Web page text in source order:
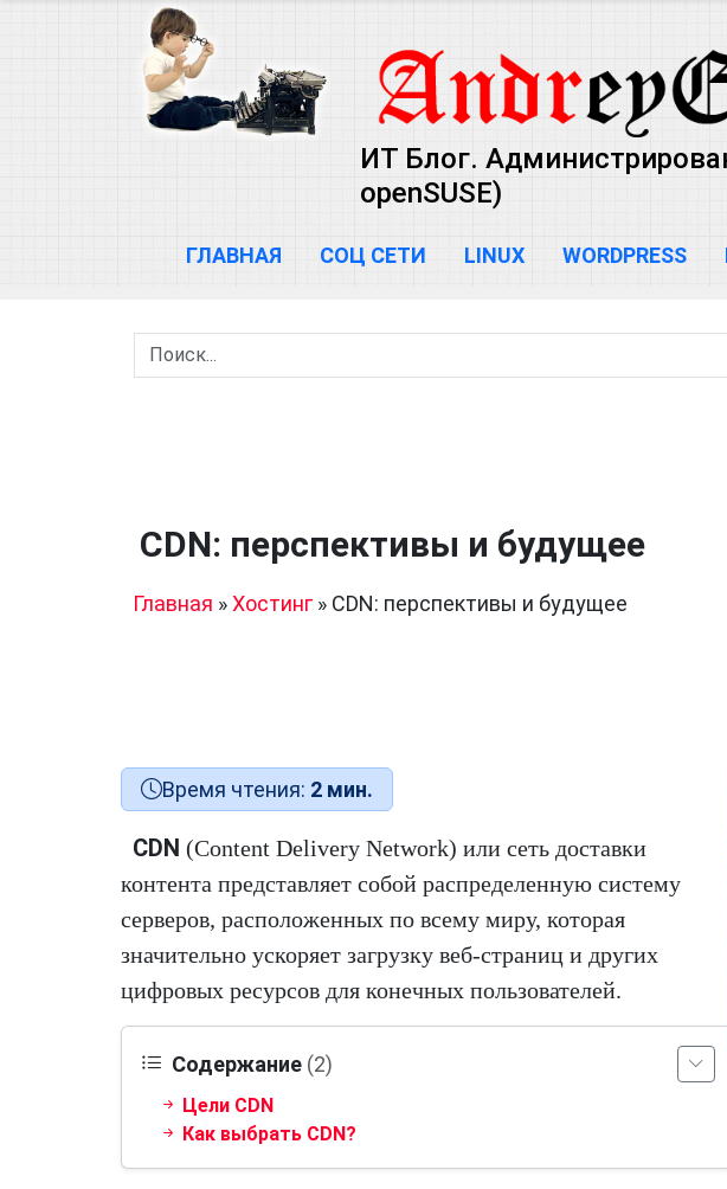
ИТ Блог.
openSUSE)
ГЛАВНАЯ СОЦ СЕТИ LINUX WORDPRESS
CDN: перспективы и будущее
Главная »Хостинг » CDN: перспективы и будущее
Время чтения: 2 мин.
CDN (Content Delivery Network) или сеть доставки
контента представляет собой распределенную систему
серверов, расположенных по всему миру, которая
значительно ускоряет загрузку веб-страниц и других
цифровых ресурсов для конечных пользователей.
Содержание (2)
Цели CDN
Как выбрать CDN?